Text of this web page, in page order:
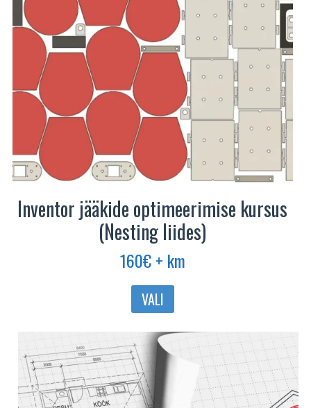
tootelehel.
Inventor jääkide optimeerimise kursus
(Nesting liides)
160€+ km
VALI
Sellel
mitu
varianti.
Valikuid
saab